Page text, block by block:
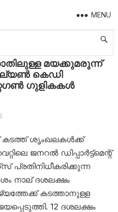
MENU
വൻതോതിലുള്ള മയക്കുമരുന്ന് കടത്താൻ ശ്രമം: 12 മില്യൺ കെഡി വിലമതിക്കുന്ന ക്യാപ്റ്റഗൺ ഗുളികകൾ പിടികൂടി
മയക്കുമരുന്ന്
കെഡി
ഗുളികകൾ
കടത്ത് ശൃംഖലകൾക്ക്
ജനറൽ ഡിപ്പാർട്ട്‌മെന്റ്
പ്രതിനിധീകരിക്കുന്ന
നാല് ദശലക്ഷം
കടത്താനുള്ള
12 ദശലക്ഷം